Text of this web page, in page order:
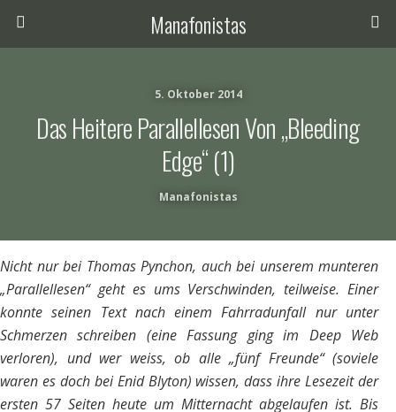
Manafonistas
5. Oktober 2014
Das Heitere Parallellesen Von „Bleeding
Edge“ (1)
Manafonistas
Nicht nur bei Thomas Pynchon, auch bei unserem munteren
„Parallellesen“ geht es ums Verschwinden, teilweise. Einer
konnte seinen Text nach einem Fahrradunfall nur unter
Schmerzen schreiben (eine Fassung ging im Deep Web
verloren), und wer weiss, ob alle „fünf Freunde“ (soviele
waren es doch bei Enid Blyton) wissen, dass ihre Lesezeit der
ersten 57 Seiten heute um Mitternacht abgelaufen ist. Bis